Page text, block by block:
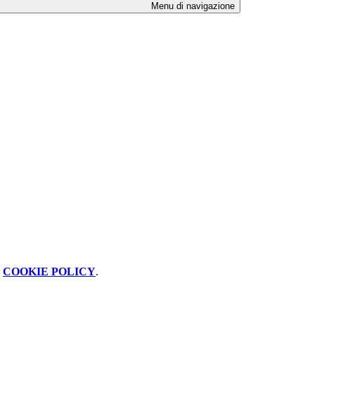
Menu di navigazione
COOKIE POLICY.